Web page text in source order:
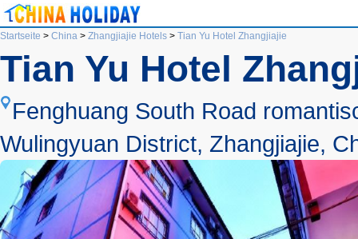
Startseite > China > Zhangjiajie Hotels > Tian Yu Hotel Zhangjiajie
Tian Yu Hotel
Fenghuang South Road
Wulingyuan District, Zhangjiajie,